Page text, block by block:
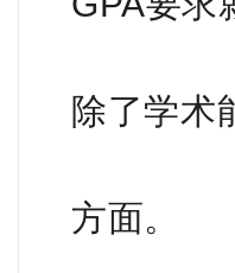
除了学术
方面。